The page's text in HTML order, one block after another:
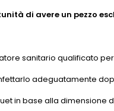
di avere un pezzo
sanitario qualificato
adeguatamente
in base alla dimensione